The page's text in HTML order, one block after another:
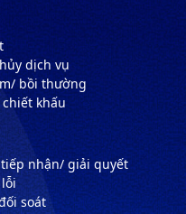
dịch vụ
bồi thường
khấu
nhận/ giải quyết
soát